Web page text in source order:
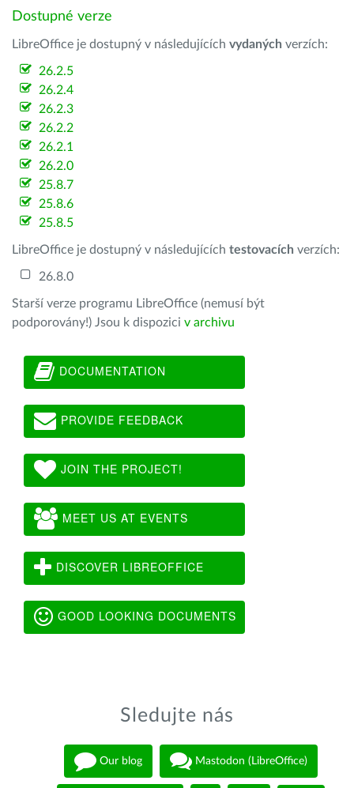
Dostupné verze
LibreOffice je dostupný v následujících vydaných verzích:
26.2.5
26.2.4
26.2.3
26.2.2
26.2.1
26.2.0
25.8.7
25.8.6
25.8.5
LibreOffice je dostupný v následujících testovacích verzích:
26.8.0
Starší verze programu LibreOffice (nemusí být
podporovány!) Jsou k dispozici v archivu
DOCUMENTATION
PROVIDE FEEDBACK
JOIN THE PROJECT!
MEET US AT EVENTS
DISCOVER LIBREOFFICE
GOOD LOOKING DOCUMENTS
Sledujte nás
Our blog Mastodon (LibreOffice)